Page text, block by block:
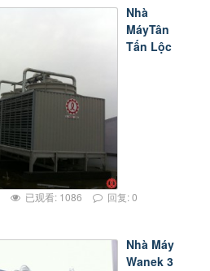
Nhà
MáyTân
Tấn Lộc
已观看: 1086 回复: 0
Nhà Máy
Wanek 3